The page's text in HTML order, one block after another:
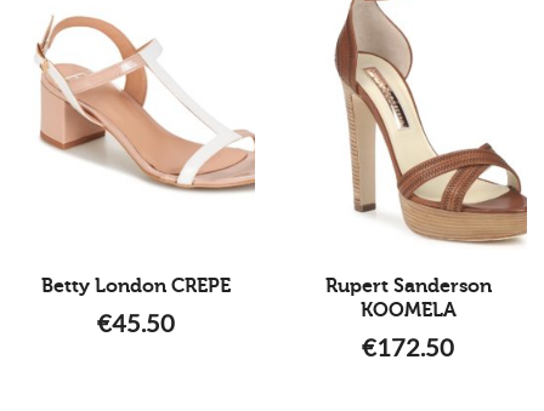
Betty London CREPE
€45.50
Rupert Sanderson
KOOMELA
€172.50